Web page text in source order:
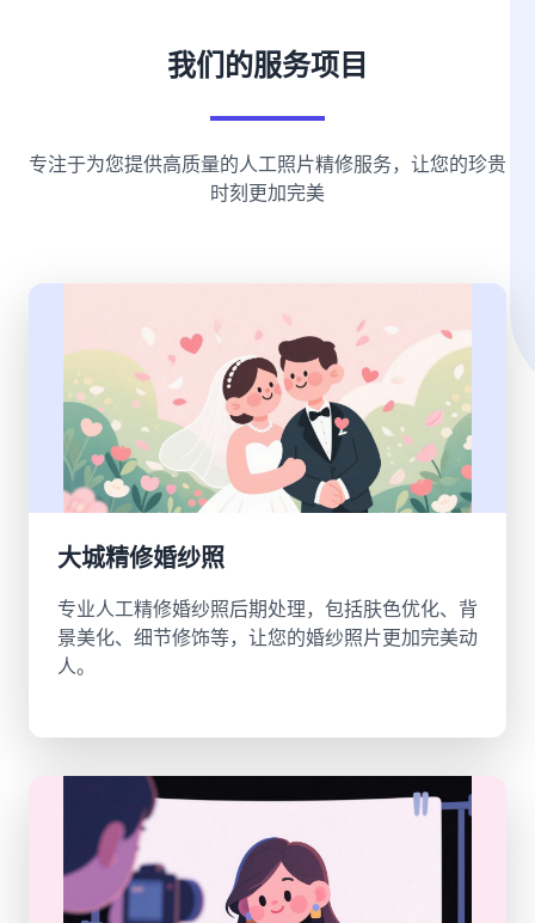
我们的服务项目
专注于为您提供高质量的人工照片精修服务，让您的珍贵
时刻更加完美
大城精修婚纱照
专业人工精修婚纱照后期处理，包括肤色优化、背
景美化、细节修饰等，让您的婚纱照片更加完美动
人。